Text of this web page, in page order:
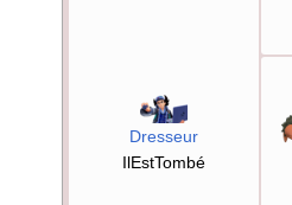
Dresseur
IlEstTombé